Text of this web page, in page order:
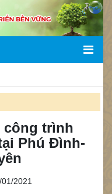
công trình
Phú Đình-
2021